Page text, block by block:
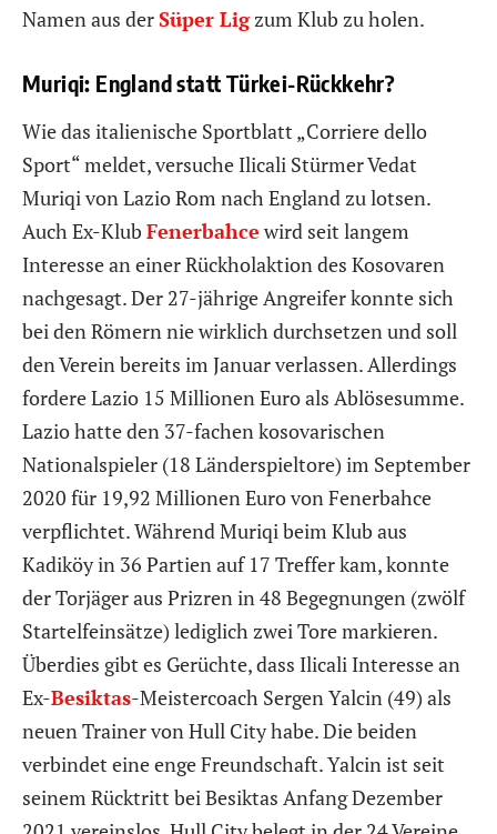
Namen aus derSüper Ligzum Klub zu holen.
Muriqi: England statt Türkei-Rückkehr?
Wie das italienische Sportblatt „Corriere dello
Sport“ meldet, versuche Ilicali Stürmer Vedat
Muriqi von Lazio Rom nach England zu lotsen.
Auch Ex-Klub Fenerbahce wird seit langem
Interesse an einer Rückholaktion des Kosovaren
nachgesagt. Der 27-jährige Angreifer konnte sich
bei den Römern nie wirklich durchsetzen und soll
den Verein bereits im Januar verlassen. Allerdings
fordere Lazio 15 Millionen Euro als Ablösesumme.
Lazio hatte den 37-fachen kosovarischen
Nationalspieler (18 Länderspieltore) im September
2020 für 19,92 Millionen Euro von Fenerbahce
verpflichtet. Während Muriqi beim Klub aus
Kadiköy in 36 Partien auf 17 Treffer kam, konnte
der Torjäger aus Prizren in 48 Begegnungen (zwölf
Startelfeinsätze) lediglich zwei Tore markieren.
Überdies gibt es Gerüchte, dass Ilicali Interesse an
Ex-Besiktas-Meistercoach Sergen Yalcin (49) als
neuen Trainer von Hull City habe. Die beiden
verbindet eine enge Freundschaft. Yalcin ist seit
seinem Rücktritt bei Besiktas Anfang Dezember